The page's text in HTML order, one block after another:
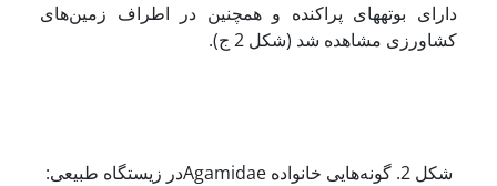
دارای بوته­های پراکنده و همچنین در اطراف زمین‌های
کشاورزی مشاهده شد (شکل 2 ج).
شکل 2. گونه‌هایی خانواده Agamidaeدر زیستگاه طبیعی: